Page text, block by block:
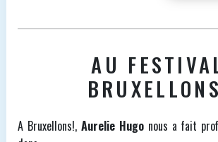
AU
A Bruxellons!, Aurelie Hugonous a fait